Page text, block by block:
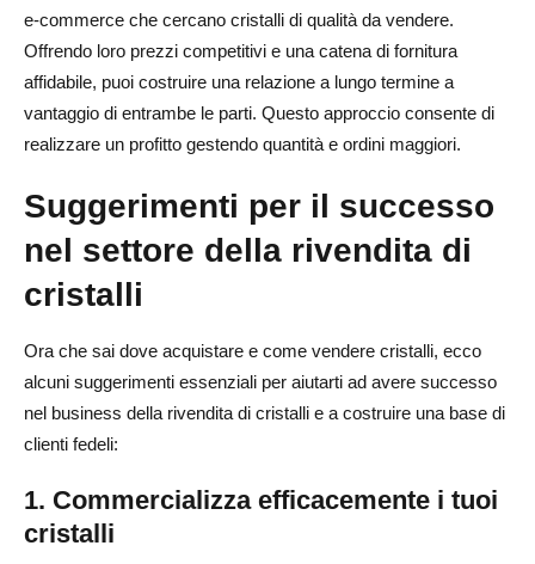
e-commerce che cercano cristalli di qualità da vendere.
Offrendo loro prezzi competitivi e una catena di fornitura
affidabile, puoi costruire una relazione a lungo termine a
vantaggio di entrambe le parti. Questo approccio consente di
realizzare un profitto gestendo quantità e ordini maggiori.
Suggerimenti per il successo
nel settore della rivendita di
cristalli
Ora che sai dove acquistare e come vendere cristalli, ecco
alcuni suggerimenti essenziali per aiutarti ad avere successo
nel business della rivendita di cristalli e a costruire una base di
clienti fedeli:
1. Commercializza efficacemente i tuoi
cristalli